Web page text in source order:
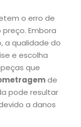
o erro de
Embora
a qualidade do
e escolha
que
de
pode resultar
a danos